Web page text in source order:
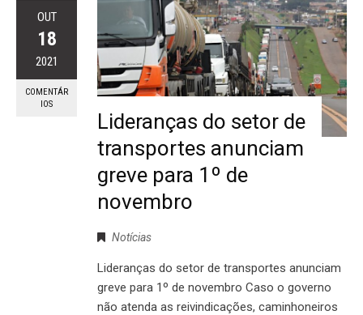
OUT
18
2021
COMENTÁR
IOS
Lideranças do setor de
transportes anunciam
greve para 1º de
novembro
Notícias
Lideranças do setor de transportes anunciam
greve para 1º de novembro Caso o governo
não atenda as reivindicações, caminhoneiros